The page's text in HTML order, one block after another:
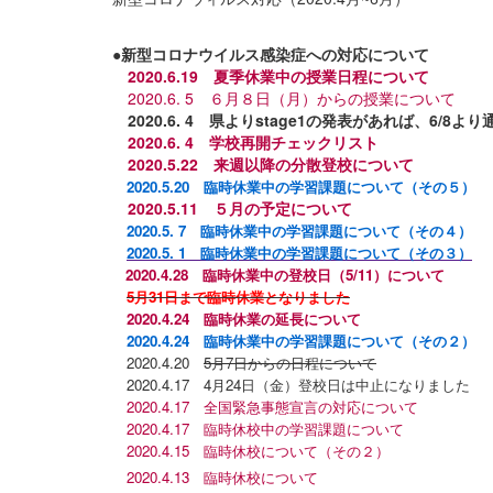
●新型コロナウイルス感染症への対応について
2020.6.19 夏季休業中の授業日程について
2020.6. 5 ６月８日（月）からの授業について
2020.6. 4 県よりstage1の発表があれば、6/8より通
2020.6. 4 学校再開チェックリスト
2020.5.22 来週以降の分散登校について
2020.5.20 臨時休業中の学習課題について（その５）
2020.5.11 ５月の予定について
2020.5. 7 臨時休業中の学習課題について（その４）
2020.5. 1 臨時休業中の学習課題について（その３）
2020.4.28 臨時休業中の登校日（5/11）について
5月31日まで臨時休業となりました
2020.4.24 臨時休業の延長について
2020.4.24 臨時休業中の学習課題について（その２）
2020.4.20 5月7日からの日程について
2020.4.17 4月24日（金）登校日は中止になりました
2020.4.17 全国緊急事態宣言の対応について
2020.4.17 臨時休校中の学習課題について
2020.4.15 臨時休校について（その２）
2020.4.13 臨時休校について